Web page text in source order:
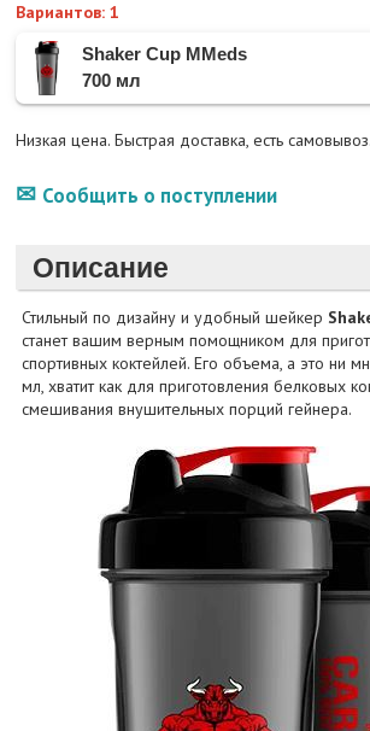
Вариантов: 1
Shaker Cup MMeds
700 мл
Низкая цена. Быстрая доставка, есть самовывоз.
Сообщить о поступлении
Описание
Стильный по дизайну и удобный шейкер
станет вашим верным помощником для
спортивных коктейлей. Его объема, а это ни
мл, хватит как для приготовления белковых
смешивания внушительных порций гейнера.